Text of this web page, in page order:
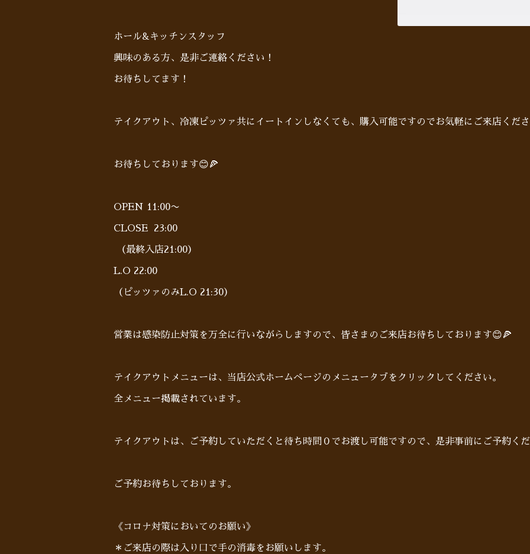
ホール&キッチンスタッフ
興味のある方、是非ご連絡ください！
お待ちしてます！
テイクアウト、冷凍ピッツァ共にイートインしなくても、購入可能ですのでお気軽にご来店くだ
お待ちしております😊🍕
OPEN 11:00〜
CLOSE 23:00
（最終入店21:00）
L.O 22:00
（ピッツァのみL.O 21:30）
営業は感染防止対策を万全に行いながらしますので、皆さまのご来店お待ちしております😊🍕
テイクアウトメニューは、当店公式ホームページのメニュータブをクリックしてください。
全メニュー掲載されています。
テイクアウトは、ご予約していただくと待ち時間０でお渡し可能ですので、是非事前にご予約く
ご予約お待ちしております。
《コロナ対策においてのお願い》
＊ご来店の際は入り口で手の消毒をお願いします。